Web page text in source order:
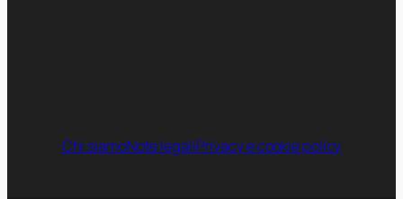
Chi siamoNote legaliPrivacy e cookie policy